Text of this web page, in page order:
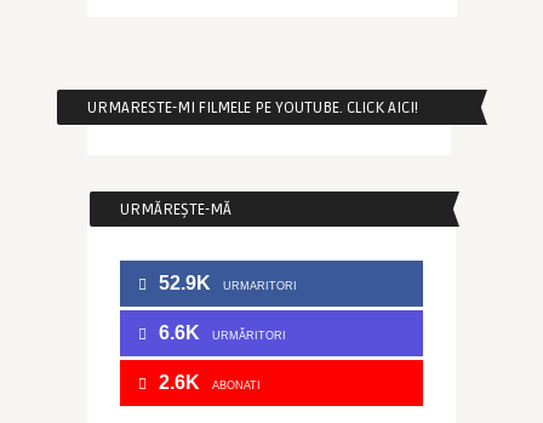
URMARESTE-MI FILMELE PE YOUTUBE. CLICK AICI!
URMĂREȘTE-MĂ
52.9K URMARITORI
6.6K URMĂRITORI
2.6K ABONATI